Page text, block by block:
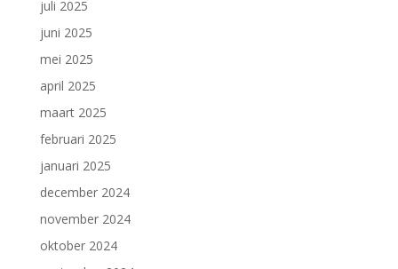
juli 2025
juni 2025
mei 2025
april 2025
maart 2025
februari 2025
januari 2025
december 2024
november 2024
oktober 2024